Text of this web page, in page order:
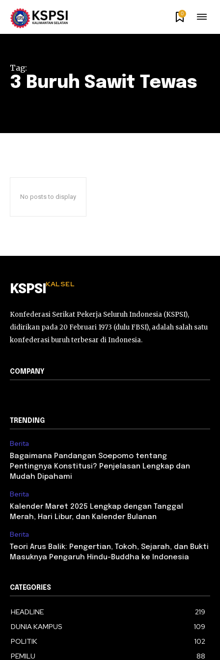
0
Tag:
3 Buruh Sawit Tewas
No posts to display
KSPSI KALSEL
Konfederasi Serikat Pekerja Seluruh Indonesia (KSPSI),
didirikan pada 20 Februari 1973 (dulu FBSI), adalah salah satu
konfederasi buruh terbesar di Indonesia.
COMPANY
TRENDING
Berita
Bagaimana Pandangan Soepomo tentang
Pentingnya Konstitusi? Penjelasan Lengkap dan
Mudah Dipahami
Berita
Kalender Maret 2025 Lengkap dengan Tanggal
Merah, Hari Libur, dan Kalender Bulanan
Berita
Teori Arus Balik: Pengertian, Tokoh, Sejarah, dan Bukti
Masuknya Pengaruh Hindu-Buddha ke Indonesia
CATEGORIES
HEADLINE
219
DUNIA KAMPUS
109
POLITIK
102
PEMILU
88